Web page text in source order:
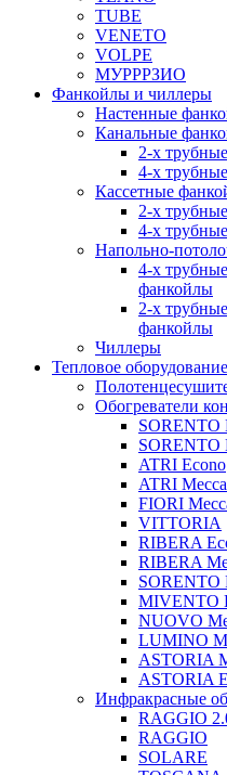
TUBE
VENETO
VOLPE
МУРРРЗИО
Фанкойлы и чиллеры
Настенные
Канальные
2-х
4-х
Кассетные
2-х
4-х
Напольно-
4-х
фанкойлы
2-х
фанкойлы
Чиллеры
Тепловое оборудование
Обогреватели
SORENTO
SORENTO
ATRI Econo
ATRI
FIORI
VITTORIA
RIBERA
RIBERA
SORENTO
MIVENTO
NUOVO
LUMINO
ASTORIA
ASTORIA
Инфракрасные
RAGGIO
RAGGIO
SOLARE